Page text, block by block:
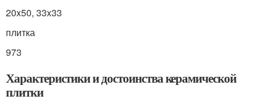
20x50, 33x33
плитка
973
Характеристики и достоинства керамической
плитки